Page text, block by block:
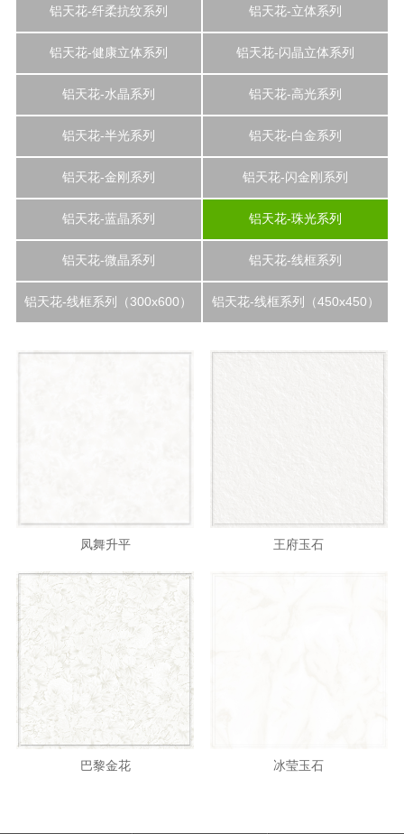
铝天花-纤柔抗纹系列 铝天花-立体系列
铝天花-健康立体系列 铝天花-闪晶立体系列
铝天花-水晶系列 铝天花-高光系列
铝天花-半光系列 铝天花-白金系列
铝天花-金刚系列 铝天花-闪金刚系列
铝天花-蓝晶系列 铝天花-珠光系列
铝天花-微晶系列 铝天花-线框系列
铝天花-线框系列（300x600） 铝天花-线框系列（450x450）
凤舞升平 王府玉石
巴黎金花 冰莹玉石